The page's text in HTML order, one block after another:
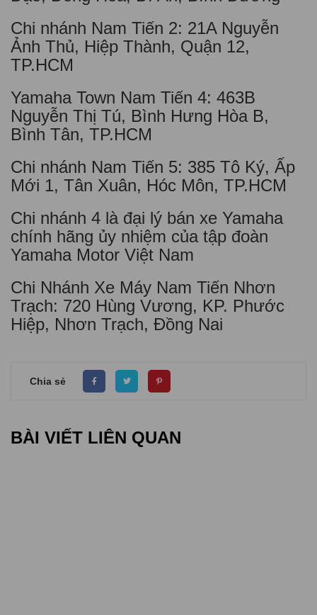
Chi nhánh Nam Tiến 2: 21A Nguyễn
Ảnh Thủ, Hiệp Thành, Quận 12,
TP.HCM
Yamaha Town Nam Tiến 4: 463B
Nguyễn Thị Tú, Bình Hưng Hòa B,
Bình Tân, TP.HCM
Chi nhánh Nam Tiến 5: 385 Tô Ký, Ấp
Mới 1, Tân Xuân, Hóc Môn, TP.HCM
Chi nhánh 4 là đại lý bán xe Yamaha
chính hãng ủy nhiệm của tập đoàn
Yamaha Motor Việt Nam
Chi Nhánh Xe Máy Nam Tiến Nhơn
Trạch: 720 Hùng Vương, KP. Phước
Hiệp, Nhơn Trạch, Đồng Nai
Chia sẻ
BÀI VIẾT LIÊN QUAN